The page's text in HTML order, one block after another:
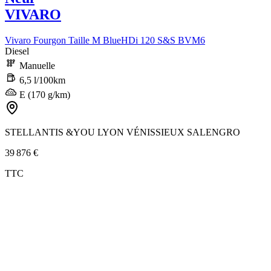
VIVARO
Vivaro Fourgon Taille M BlueHDi 120 S&S BVM6
Diesel
Manuelle
6,5 l/100km
E (170 g/km)
STELLANTIS &YOU LYON VÉNISSIEUX SALENGRO
39 876 €
TTC